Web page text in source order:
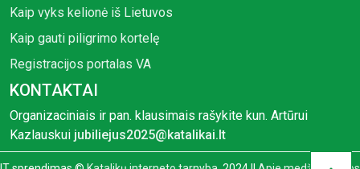
Kaip vyks kelionė iš Lietuvos
Kaip gauti piligrimo kortelę
Registracijos portalas VA
KONTAKTAI
Organizaciniais ir pan. klausimais rašykite kun. Artūrui
Kazlauskui jubiliejus2025@katalikai.lt